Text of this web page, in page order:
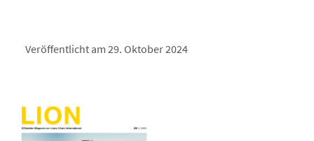
Veröffentlicht am 29. Oktober 2024